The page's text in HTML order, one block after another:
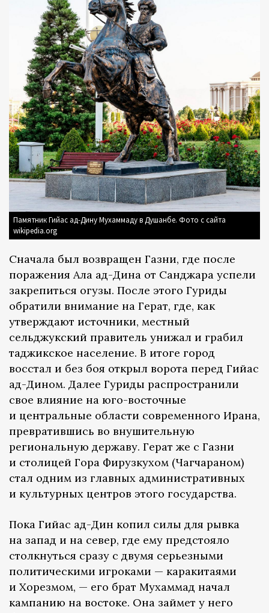
Памятник Гийас ад-Дину Мухаммаду в Душанбе. Фото с сайта
wikipedia.org
Сначала был возвращен Газни, где после
поражения Ала ад-Дина от Санджара успели
закрепиться огузы. После этого Гуриды
обратили внимание на Герат, где, как
утверждают источники, местный
сельджукский правитель унижал и грабил
таджикское население. В итоге город
восстал и без боя открыл ворота перед Гийас
ад-Дином. Далее Гуриды распространили
свое влияние на юго-восточные
и центральные области современного Ирана,
превратившись во внушительную
региональную державу. Герат же с Газни
и столицей Гора Фирузкухом (Чагчараном)
стал одним из главных административных
и культурных центров этого государства.
Пока Гийас ад-Дин копил силы для рывка
на запад и на север, где ему предстояло
столкнуться сразу с двумя серьезными
политическими игроками — каракитаями
и Хорезмом, — его брат Мухаммад начал
кампанию на востоке. Она займет у него